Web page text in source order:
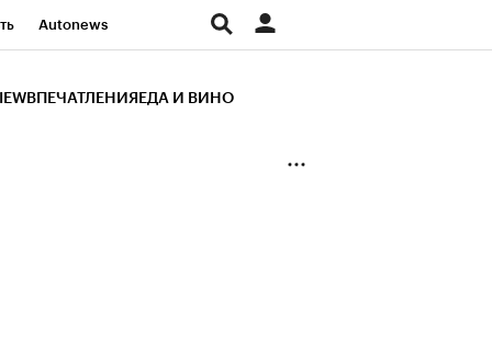
Autonews
ВПЕЧАТЛЕНИЯ ЕДА И ВИНО